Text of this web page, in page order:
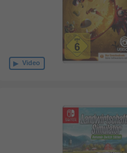
Video